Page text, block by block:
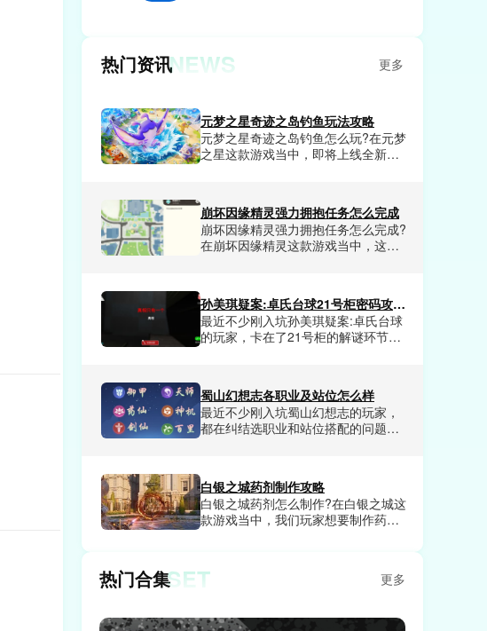
热门资讯NEWS 更多
元梦之星奇迹之岛钓鱼玩法攻略
元梦之星奇迹之岛钓鱼怎么玩?在元梦
之星这款游戏当中，即将上线全新玩
性是非常不错的，并且融合了超多元
素。今天小编就和大家分享一下元梦
之星奇迹之岛钓鱼玩法攻略，喜欢元
崩坏因缘精灵强力拥抱任务怎么完成
崩坏因缘精灵强力拥抱任务怎么完成?
在崩坏因缘精灵这款游戏当中，这款
的奖励。其中强力拥抱任务非常的受
欢迎，很多玩家不清楚崩坏因缘精灵
强力拥抱任务这个任务如何去完成。
孙美琪疑案:卓氏台球21号柜密码攻略是什么
最近不少刚入坑孙美琪疑案:卓氏台球
的玩家，卡在了21号柜的解谜环节，
少人翻遍了场景里的球杆、酒杯、台
球、椅子这些细节，还是摸不透密码
的对应逻辑，都在找能直接对应上所
码是什么。
蜀山幻想志各职业及站位怎么样
最近不少刚入坑蜀山幻想志的玩家，
都在纠结选职业和站位搭配的问题，
人试了好几套搭配都没摸透核心逻
辑，都在找一套能从新手期顺畅玩到
后期的成熟方案。小编今天就来给大
白银之城药剂制作攻略
白银之城药剂怎么制作?在白银之城这
款游戏当中，我们玩家想要制作药剂
药剂制作方法教程，可以让玩家轻松
来小编这里了解一下。
热门合集SET 更多